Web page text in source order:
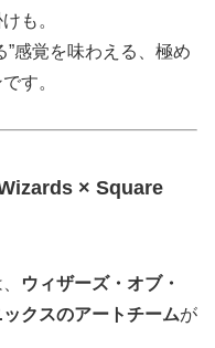
も。
”感覚を味わえる、極め
す。
× Square
ウィザーズ・オブ・
クスのアートチームが